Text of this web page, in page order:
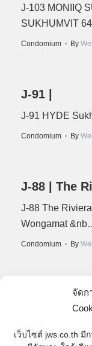
จัดก
เว็บไซต์ jws.co.th มี
J-103 MONIIQ
SUKHUMVIT
Condomium By
J-91 |
J-91 HYDE
Condomium By
J-88 | The
J-88 The
Wongamat
Condomium By
J-83 |
Condomium By